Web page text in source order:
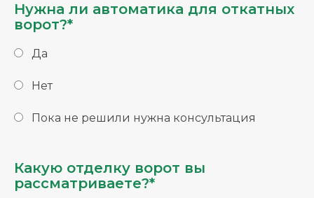
Нужна ли автоматика для откатных
ворот?*
Да
Нет
Пока не решили нужна консультация
Какую отделку ворот вы
рассматриваете?*